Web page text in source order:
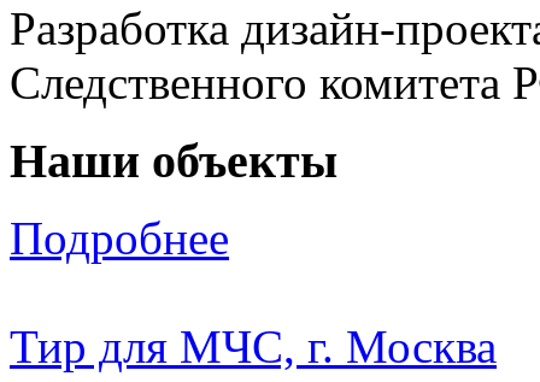
Разработка дизайн-
Следственного комитета
Наши объекты
Подробнее
Тир для МЧС, г. Москва